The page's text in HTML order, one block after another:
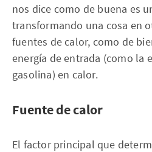
nos dice como de buena es
transformando una cosa en
fuentes de calor, como de
energía de entrada (como la
gasolina) en calor.
Fuente de calor
El factor principal que